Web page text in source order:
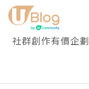
社群創作有價企劃